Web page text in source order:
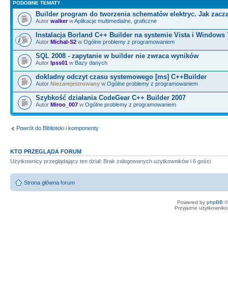
PODOBNE TEMATY
Builder program do tworzenia schematów elektryc. Jak
Autor walkerwAplikacje multimedialne, graficzne
Instalacja Borland C++ Builder na systemie Vista i Windows
Autor Michal-S2 w Ogólne problemy z programowaniem
SQL 2008 - zapytanie w builder nie zwraca wyników
Autor lpss01 w Bazy danych
dokladny odczyt czasu systemowego [ms] C++Builder
Autor Niezarejestrowany w Ogólne problemy z programowaniem
Szybkość działania CodeGear C++ Builder 2007
Autor Miroo_007 w Ogólne problemy z programowaniem
Powrót do Biblioteki i komponenty
KTO PRZEGLĄDA FORUM
Użytkownicy przeglądający ten dział: Brak zalogowanych użytkowników i 6 gości
Strona główna forum
Powered by phpBB
Przyjazne